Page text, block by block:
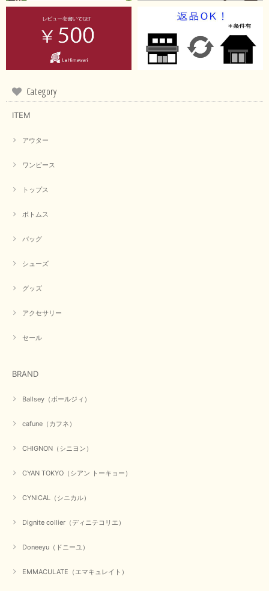
Category
ITEM
アウター
ワンピース
トップス
ボトムス
バッグ
シューズ
グッズ
アクセサリー
セール
BRAND
Ballsey（ボールジィ）
cafune（カフネ）
CHIGNON（シニヨン）
CYAN TOKYO（シアン トーキョー）
CYNICAL（シニカル）
Dignite collier（ディニテコリエ）
Doneeyu（ドニーユ）
EMMACULATE（エマキュレイト）